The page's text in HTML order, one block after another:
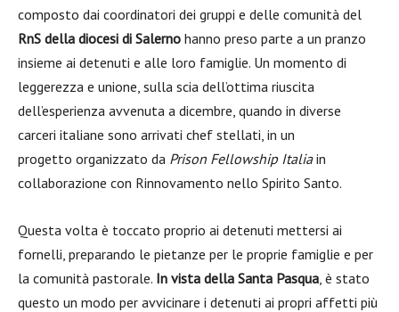
composto dai coordinatori dei gruppi e delle comunità del
RnS della diocesi di Salerno hanno preso parte a un pranzo
insieme ai detenuti e alle loro famiglie. Un momento di
leggerezza e unione, sulla scia dell’ottima riuscita
dell’esperienza avvenuta a dicembre, quando in diverse
carceri italiane sono arrivati chef stellati, in un
progetto organizzato da Prison Fellowship Italiain
collaborazione con Rinnovamento nello Spirito Santo.
Questa volta è toccato proprio ai detenuti mettersi ai
fornelli, preparando le pietanze per le proprie famiglie e per
la comunità pastorale. In vista della Santa Pasqua, è stato
questo un modo per avvicinare i detenuti ai propri affetti più